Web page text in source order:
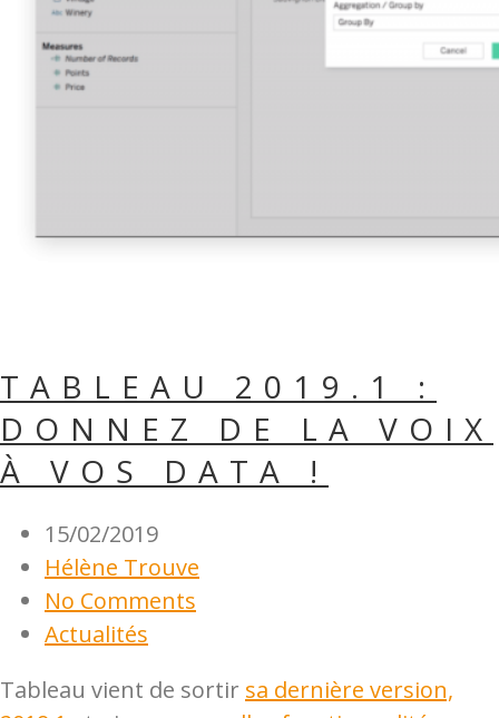
TABLEAU 2019.1 :
DONNEZ DE LA VOIX
À VOS DATA !
15/02/2019
Hélène Trouve
No Comments
Actualités
Tableau vient de sortir sa dernière version,